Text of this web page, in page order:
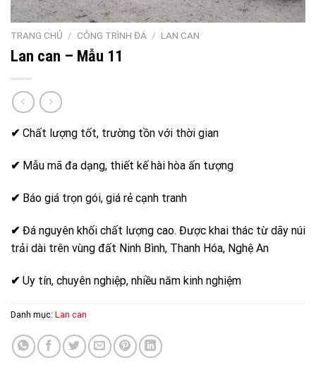
TRANG CHỦ / CÔNG TRÌNH ĐÁ / LAN CAN
Lan can – Mẫu 11
✔ Chất lượng tốt, trường tồn với thời gian
✔ Mẫu mã đa dạng, thiết kế hài hòa ấn tượng
✔ Báo giá trọn gói, giá rẻ cạnh tranh
✔ Đá nguyên khối chất lượng cao. Được khai thác từ dãy núi
trải dài trên vùng đất Ninh Bình, Thanh Hóa, Nghệ An
✔ Uy tín, chuyên nghiệp, nhiều năm kinh nghiệm
Danh mục: Lan can